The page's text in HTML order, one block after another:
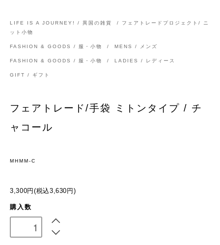
LIFE IS A JOURNEY! / 異国の雑貨 /
フェアトレードプロジェクト/ ニ
ット小物
FASHION & GOODS / 服・小物 / MENS / メンズ
FASHION & GOODS / 服・小物 / LADIES / レディース
GIFT / ギフト
フェアトレード/手袋 ミトンタイプ / チ
ャコール
MHMM-C
3,300円(税込3,630円)
購入数